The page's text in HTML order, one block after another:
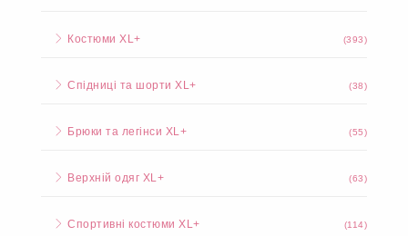
Костюми XL+ (393)
Спідниці та шорти XL+ (38)
Брюки та легінси XL+ (55)
Верхній одяг XL+ (63)
Спортивні костюми XL+ (114)